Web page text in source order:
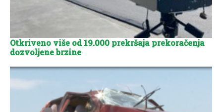
Otkriveno više od 19.000 prekršaja prekoračenja
dozvoljene brzine